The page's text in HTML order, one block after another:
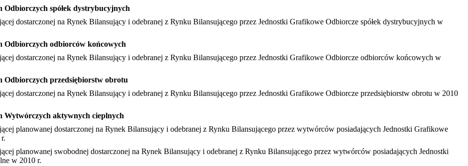
spółek dystrybucyjnych
dostarczonej na Rynek Bilansujący i odebranej z Rynku Bilansującego przez Jednostki Grafikowe Odbiorcze spółek dystrybucyjnych w
Odbiorczych odbiorców końcowych
dostarczonej na Rynek Bilansujący i odebranej z Rynku Bilansującego przez Jednostki Grafikowe Odbiorcze odbiorców końcowych w
Odbiorczych przedsiębiorstw obrotu
dostarczonej na Rynek Bilansujący i odebranej z Rynku Bilansującego przez Jednostki Grafikowe Odbiorcze przedsiębiorstw obrotu w 2010
Wytwórczych aktywnych cieplnych
planowanej dostarczonej na Rynek Bilansujący i odebranej z Rynku Bilansującego przez wytwórców posiadających Jednostki Grafikowe
planowanej swobodnej dostarczonej na Rynek Bilansujący i odebranej z Rynku Bilansującego przez wytwórców posiadających Jednostki
w 2010 r.